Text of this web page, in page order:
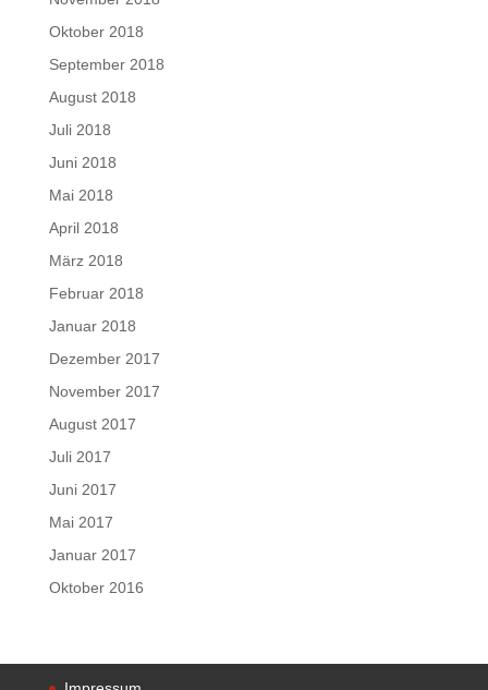
Oktober 2018
September 2018
August 2018
Juli 2018
Juni 2018
Mai 2018
April 2018
März 2018
Februar 2018
Januar 2018
Dezember 2017
November 2017
August 2017
Juli 2017
Juni 2017
Mai 2017
Januar 2017
Oktober 2016